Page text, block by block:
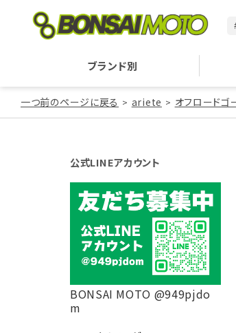
ブランド別
一つ前のページに戻る ariete オフロードゴ
公式LINEアカウント
BONSAI MOTO @949pjdo
m